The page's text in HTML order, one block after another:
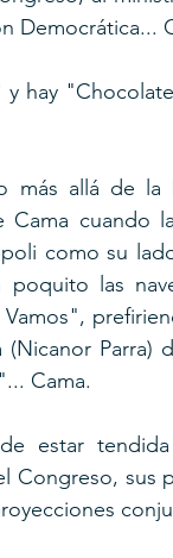
Democrática...
y hay
más allá de
Cama cuando
como su
las
Parra)
Cama.
estar
Congreso, sus